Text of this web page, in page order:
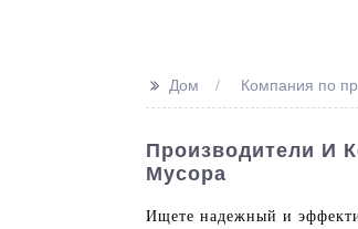
>> Дом Компания по
Производители И
Мусора
Ищете надежный и